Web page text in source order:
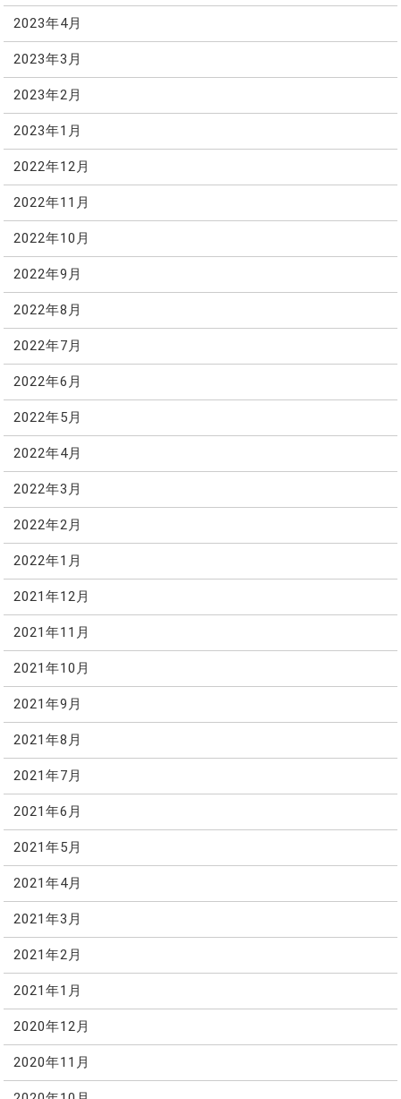
2023年4月
2023年3月
2023年2月
2023年1月
2022年12月
2022年11月
2022年10月
2022年9月
2022年8月
2022年7月
2022年6月
2022年5月
2022年4月
2022年3月
2022年2月
2022年1月
2021年12月
2021年11月
2021年10月
2021年9月
2021年8月
2021年7月
2021年6月
2021年5月
2021年4月
2021年3月
2021年2月
2021年1月
2020年12月
2020年11月